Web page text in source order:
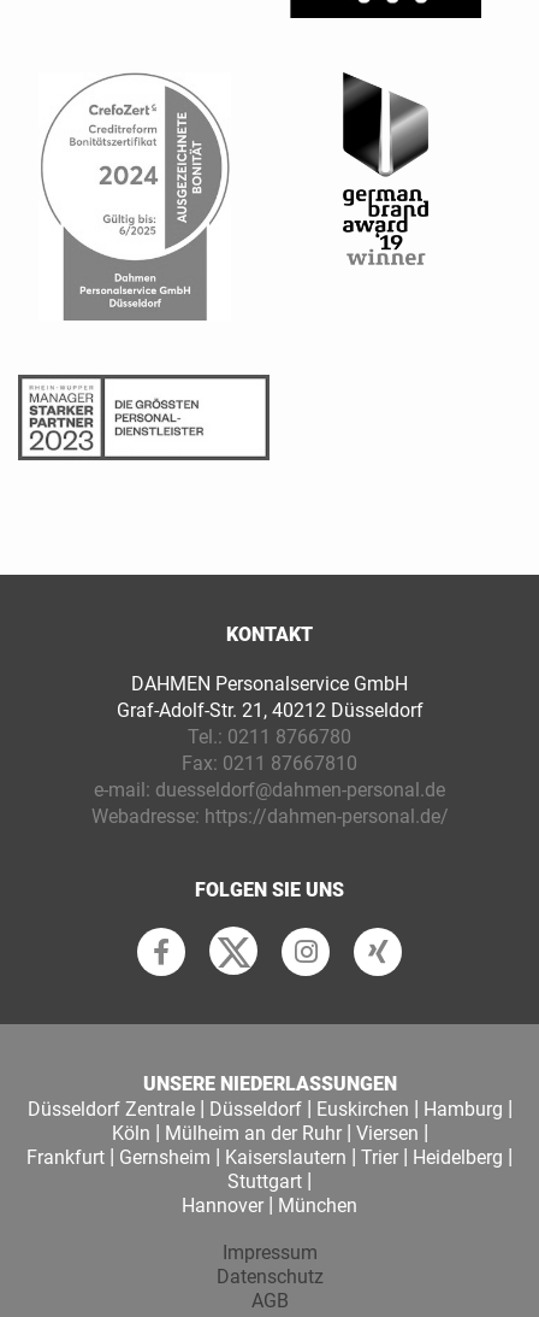
KONTAKT
DAHMEN Personalservice GmbH
Graf-Adolf-Str. 21, 40212 Düsseldorf
Tel.: 0211 8766780
Fax: 0211 87667810
e-mail: duesseldorf@dahmen-personal.de
Webadresse: https://dahmen-personal.de/
FOLGEN SIE UNS
UNSERE NIEDERLASSUNGEN
Düsseldorf Zentrale| Düsseldorf| Euskirchen | Hamburg |
Köln | Mülheim an der Ruhr| Viersen |
Frankfurt | Gernsheim | Kaiserslautern | Trier | Heidelberg |
Stuttgart |
Hannover | München
Impressum
Datenschutz
AGB